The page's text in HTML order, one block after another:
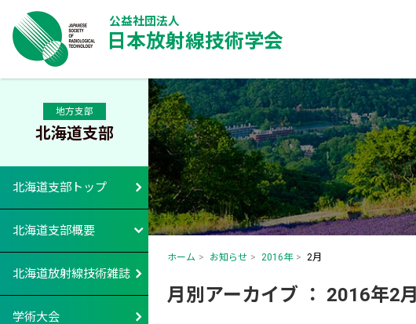
公益社団法人
日本放射線技術学会
地方支部
北海道支部
北海道支部トップ
北海道支部概要
北海道放射線技術雑誌
学術大会
ホーム お知らせ 2016年 2月
月別アーカイブ ： 2016年2月